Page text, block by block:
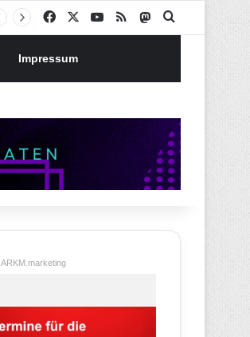
Facebook YouTube
RSS MastodonSuchen nach
Impressum
ARKM.marketing